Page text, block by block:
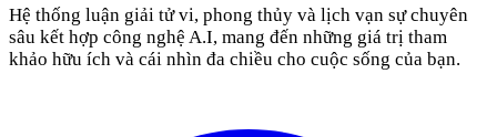
Hệ thống luận giải tử vi, phong thủy và lịch vạn sự chuyên
sâu kết hợp công nghệ A.I, mang đến những giá trị tham
khảo hữu ích và cái nhìn đa chiều cho cuộc sống của bạn.